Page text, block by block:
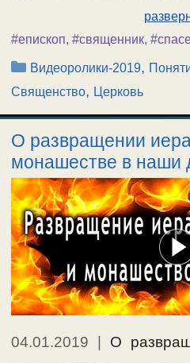
#епископ, #священник,
Рубрики
Видеоролики-2019,
Священство, Церковь
О развращении
монашестве в наши
04.01.2019 | О